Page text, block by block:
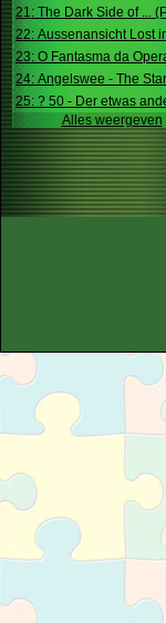
21: The Dark Side of ...
22: Aussenansicht Lost
23: O Fantasma da
24: Angelswee - The Star
25: ? 50 - Der etwas
Alles weergeven